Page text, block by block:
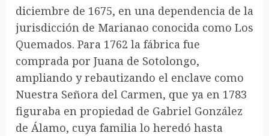
diciembre de 1675, en una dependencia de la
jurisdicción de Marianao conocida como Los
Quemados. Para 1762 la fábrica fue
comprada por Juana de Sotolongo,
ampliando y rebautizando el enclave como
Nuestra Señora del Carmen, que ya en 1783
figuraba en propiedad de Gabriel González
de Álamo, cuya familia lo heredó hasta